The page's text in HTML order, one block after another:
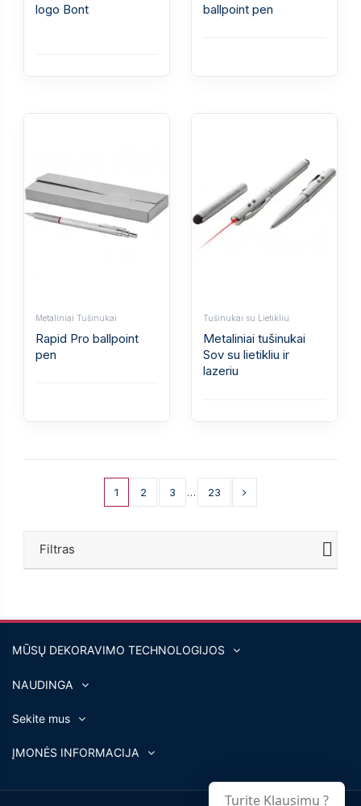
logo Bont
ballpoint pen
Metaliniai Tušinukai
Rapid Pro ballpoint
pen
Tušinukai su Lietikliu
Metaliniai tušinukai
Sov su lietikliu ir
lazeriu
1 2 3 … 23
Filtras
MŪSŲ DEKORAVIMO TECHNOLOGIJOS
NAUDINGA
Sekite mus
ĮMONĖS INFORMACIJA
Turite Klausimų ?